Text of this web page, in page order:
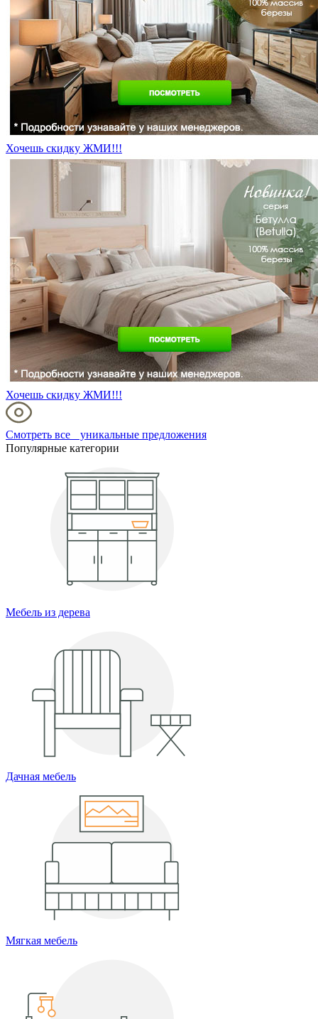
Хочешь скидку ЖМИ!!!
Хочешь скидку ЖМИ!!!
Смотреть все уникальные предложения
Популярные категории
Мебель из дерева
Дачная мебель
Мягкая мебель